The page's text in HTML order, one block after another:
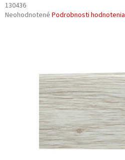
130436
Priemerné
hviezdičiek.
Neohodnotené Podrobnosti hodnotenia